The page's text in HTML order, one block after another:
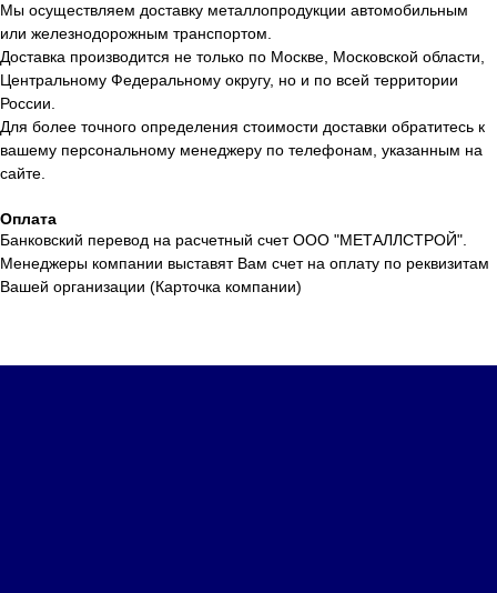
Мы осуществляем доставку металлопродукции автомобильным
или железнодорожным транспортом.
Доставка производится не только по Москве, Московской области,
Центральному Федеральному округу, но и по всей территории
России.
Для более точного определения стоимости доставки обратитесь к
вашему персональному менеджеру по телефонам, указанным на
сайте.
Оплата
Банковский перевод на расчетный счет ООО "МЕТАЛЛСТРОЙ".
Менеджеры компании выставят Вам счет на оплату по реквизитам
Вашей организации (Карточка компании)